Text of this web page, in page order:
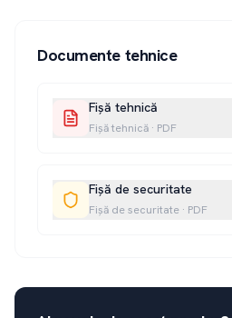
Documente tehnice
Fișă tehnică
Fișă tehnică · PDF
Fișă de securitate
Fișă de securitate · PDF